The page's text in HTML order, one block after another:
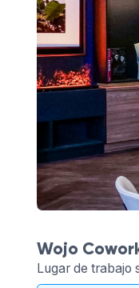
Wojo
Lugar de trabajo